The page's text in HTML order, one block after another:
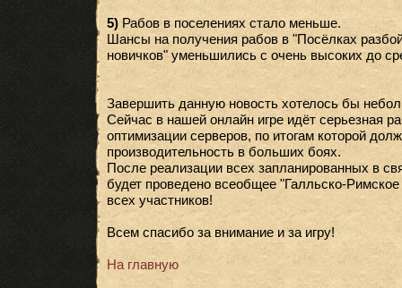
5)Рабов в поселениях стало меньше.
Шансы на получения рабов в "Посёлках
новичков" уменьшились с очень высоких до
Завершить данную новость хотелось бы
Сейчас в нашей онлайн игре идёт серьезная
оптимизации серверов, по итогам которой
производительность в больших боях.
После реализации всех запланированных в
будет проведено всеобщее "Галльско-
всех участников!
Всем спасибо за внимание и за игру!
На главную